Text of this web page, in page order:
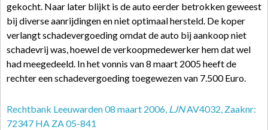
gekocht. Naar later blijkt is de auto eerder betrokken geweest
bij diverse aanrijdingen en niet optimaal hersteld. De koper
verlangt schadevergoeding omdat de auto bij aankoop niet
schadevrij was, hoewel de verkoopmedewerker hem dat wel
had meegedeeld. In het vonnis van 8 maart 2005 heeft de
rechter een schadevergoeding toegewezen van 7.500 Euro.
Rechtbank Leeuwarden 08 maart 2006, LJNAV4032, Zaaknr:
72347 HA ZA 05-841